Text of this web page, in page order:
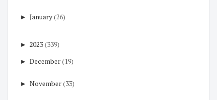
► January(26)
► 2023(339)
► December(19)
► November(33)